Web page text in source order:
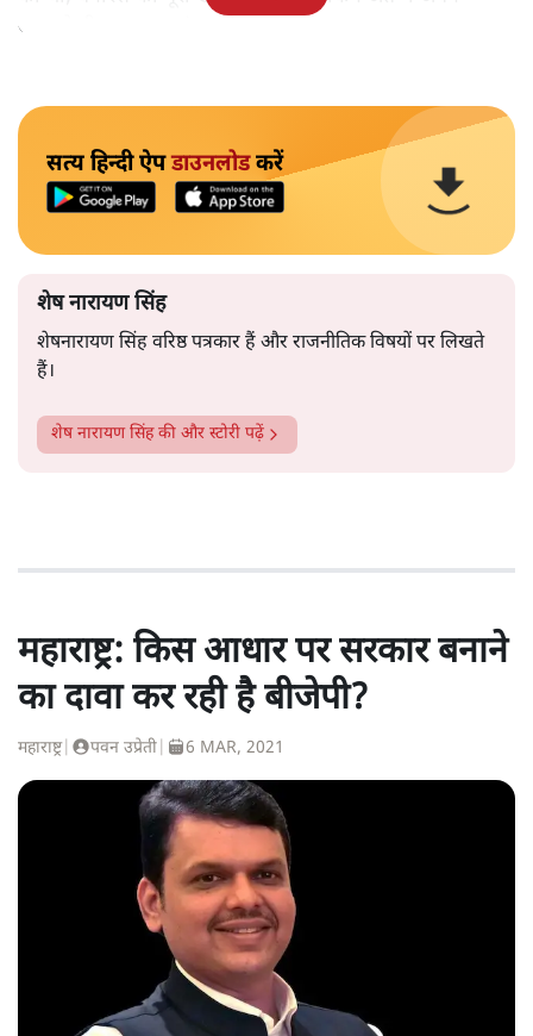
आपको ही समझकर संतुष्ट हो गए।
सत्य हिन्दी ऐपडाउनलोडकरें
शेष नारायण सिंह
शेषनारायण सिंह वरिष्ठ पत्रकार हैं और राजनीतिक विषयों पर लिखते
हैं।
शेष नारायण सिंहकी और स्टोरी पढ़ें
महाराष्ट्र: किस आधार पर सरकार बनाने
का दावा कर रही है बीजेपी?
महाराष्ट्र| पवन उप्रेती 6 MAR, 2021